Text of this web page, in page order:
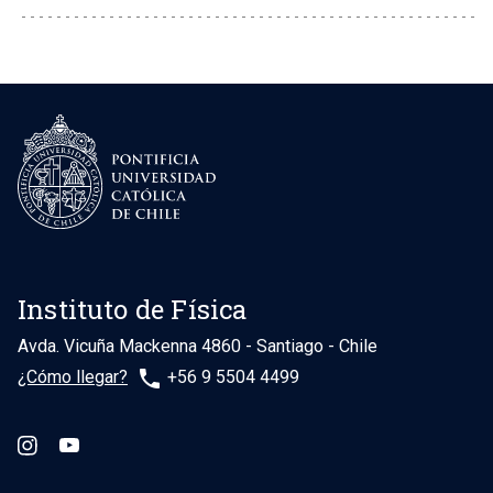
Instituto de Física
Avda. Vicuña Mackenna 4860 - Santiago - Chile
¿Cómo llegar?
phone +56 9 5504 4499